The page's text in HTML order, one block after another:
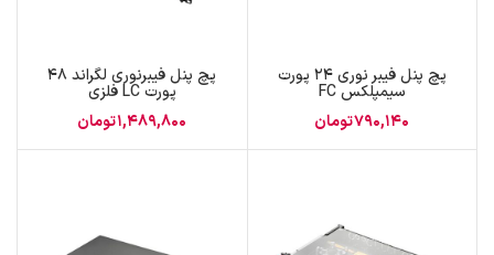
پچ پنل فیبر نوری 24 پورت
سیمپلکس FC
790,140تومان
پچ پنل فیبرنوری لگراند 48
پورت LC فلزی
1,489,800تومان